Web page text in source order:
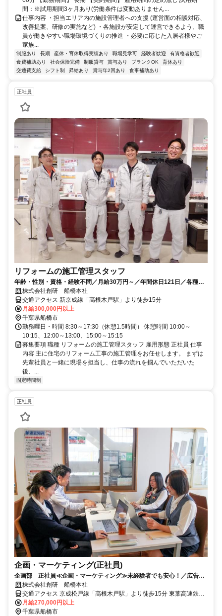
間：※試用期間3ヶ月あり(労働条件は変動ありません...
仕事内容 ・担当エリア内の施設管理者への支援 (運営面の相談対応、
改善提案、研修の実施など) ・各施設が安定して運営できるよう、職
員が働きやすい職場環境づくりの推進 ・必要に応じた入居者様やご
家族...
制服あり 長期 産休・育休取得実績あり 職場見学可 経験者歓迎
有資格者歓迎
食費補助あり
社会保険完備 制服貸与 賞与あり ブランクOK
育休あり
交通費支給
シフト制 昇給あり 賞与年2回あり 食事補助あり
正社員
リフォームの施工管理スタッフ
年齢・性別・資格・経験不問／月給30万円～／年間休日121日／各種手
当や手厚い待遇が自慢です◎
株式会社創研 船橋本社
交通アクセス 新京成線「高根木戸駅」より徒歩15分
月給300,000円以上
千葉県船橋市
勤務曜日・時間 8:30～17:30（休憩1.5時間） 休憩時間 10:00～
10:15、12:00～13:00、15:00～15:15
募集要項 職種 リフォームの施工管理スタッフ 雇用形態 正社員 仕事
内容 主に住宅のリフォーム工事の施工管理をお任せします。 まずは
先輩社員と一緒に現場を担当し、仕事の流れを掴んでいただいた
後、...
固定時間制
正社員
企画・マーケティング(正社員)
企画部 正社員≪企画・マーケティング≫未経験者でも安心！／広告宣
伝の仕事に興味をお持ちの方歓迎！
株式会社創研 船橋本社
交通アクセス 京成松戸線「高根木戸駅」より徒歩15分 東葉高速鉄道
「飯山満」駅より徒歩17分
月給270,000円以上
千葉県船橋市